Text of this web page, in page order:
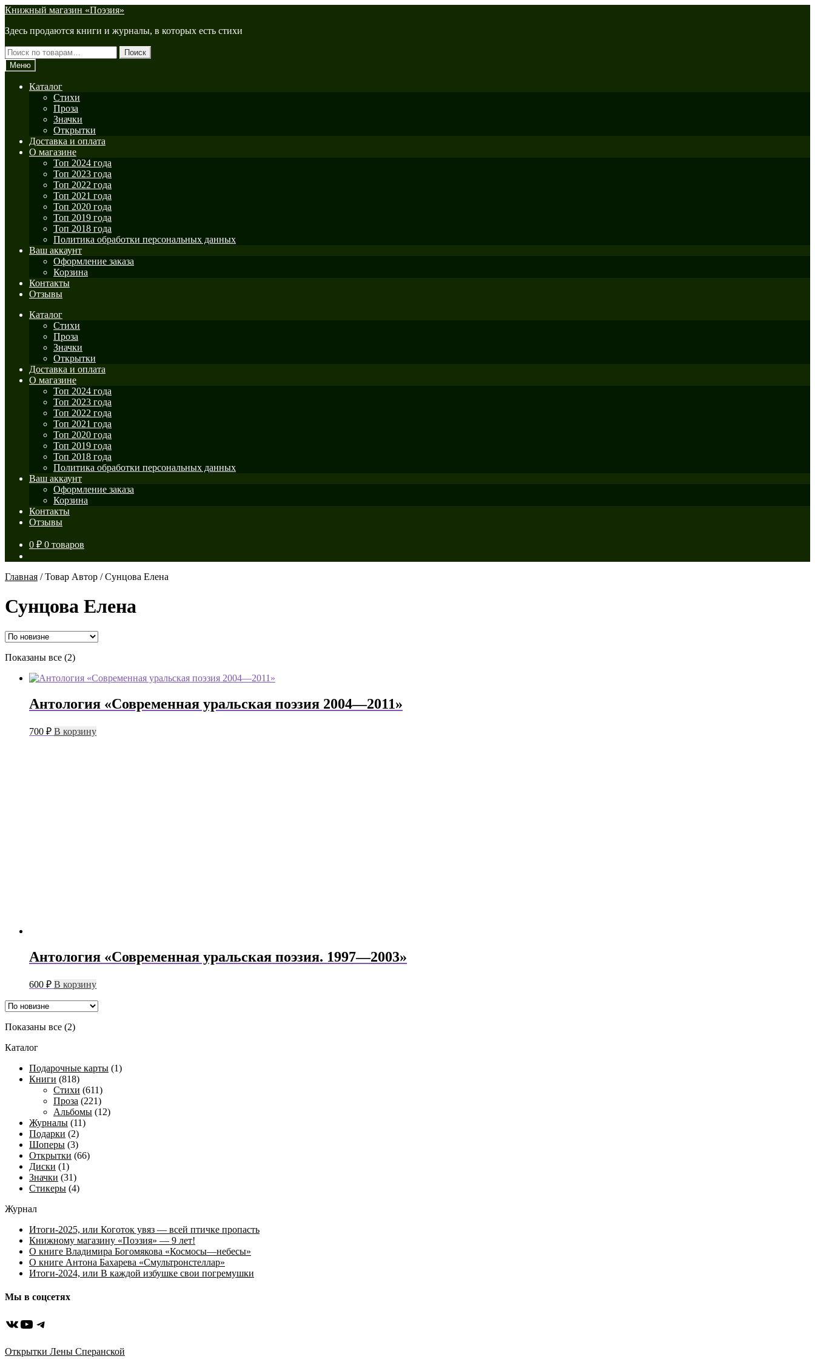
Перейти
навигации
Перейти
содержимому
Книжный магазин «Поэзия»
Здесь продаются книги и журналы, в которых есть стихи
Искать:
Поиск
Меню
Каталог
Стихи
Проза
Значки
Открытки
Доставка и оплата
О магазине
Топ 2024 года
Топ 2023 года
Топ 2022 года
Топ 2021 года
Топ 2020 года
Топ 2019 года
Топ 2018 года
Политика обработки персональных данных
Ваш аккаунт
Оформление заказа
Корзина
Контакты
Отзывы
Каталог
Стихи
Проза
Значки
Открытки
Доставка и оплата
О магазине
Топ 2024 года
Топ 2023 года
Топ 2022 года
Топ 2021 года
Топ 2020 года
Топ 2019 года
Топ 2018 года
Политика обработки персональных данных
Ваш аккаунт
Оформление заказа
Корзина
Контакты
Отзывы
0 ₽ 0 товаров
Главная /Товар Автор /Сунцова Елена
Сунцова Елена
Показаны все (2)Сортировка:
недавние
Антология «Современная уральская поэзия 2004—2011»
700 ₽ В корзину
Антология «Современная уральская поэзия. 1997—2003»
600 ₽ В корзину
Показаны все (2)Сортировка:
Каталог
Подарочные карты (1)
Книги (818)
Стихи (611)
Проза (221)
Альбомы (12)
Журналы (11)
Подарки (2)
Шоперы (3)
Открытки (66)
Диски (1)
Значки (31)
Стикеры (4)
Журнал
Итоги-2025, или Коготок увяз — всей птичке пропасть
Книжному магазину «Поэзия» — 9 лет!
О книге Владимира Богомякова «Космосы—небесы»
О книге Антона Бахарева «Смультронстеллар»
Итоги-2024, или В каждой избушке свои погремушки
Мы в соцсетях
ВКонтакте
YouTube
Telegram
Открытки Лены Сперанской